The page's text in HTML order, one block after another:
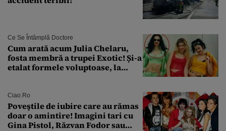
Ce Se Întâmplă Doctore
Cum arată acum Julia Chelaru,
fosta membră a trupei Exotic! Și-a
etalat formele voluptoase, la
Ciao.ro
Poveştile de iubire care au rămas
doar o amintire! Imagini tari cu
Gina Pistol, Răzvan Fodor sau